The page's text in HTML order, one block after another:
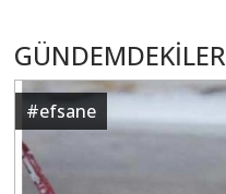
GÜNDEMDEKİLER
#efsane